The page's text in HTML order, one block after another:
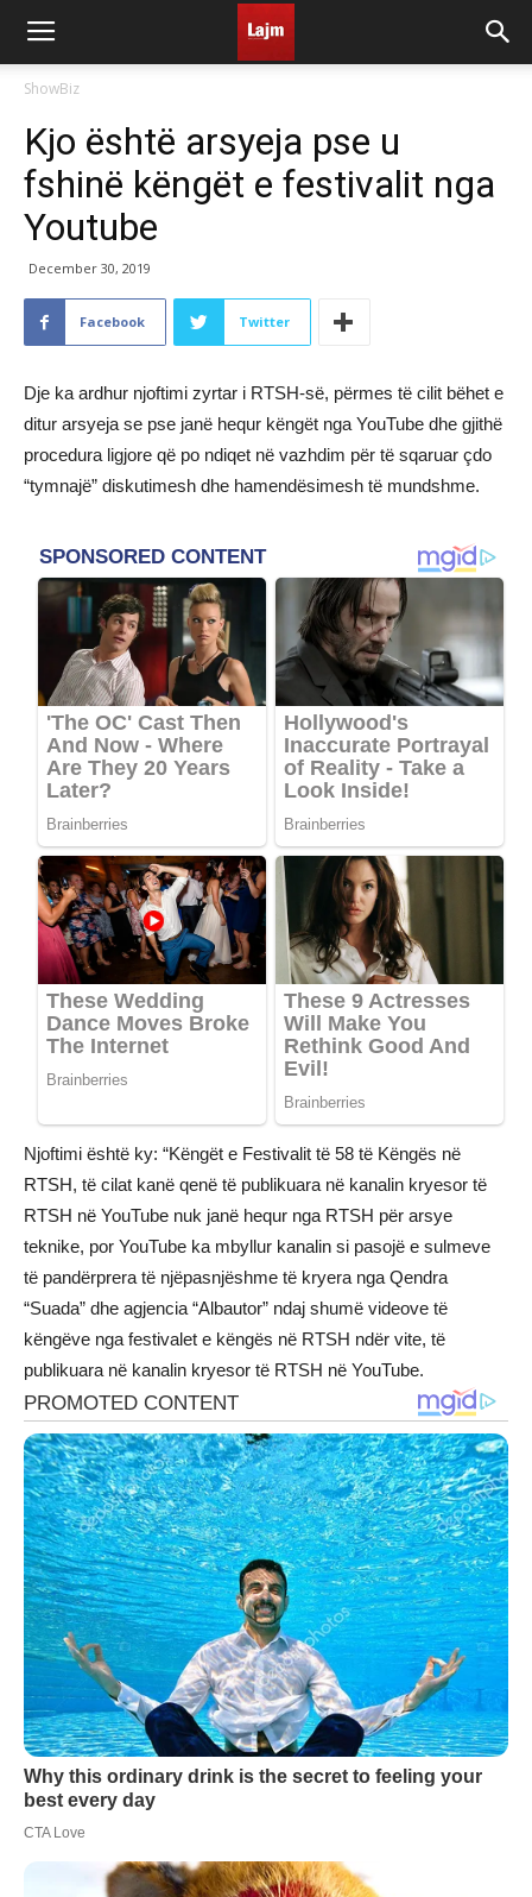
ShowBiz
Kjo është arsyeja pse u
fshinë këngët e festivalit nga
Youtube
December 30, 2019
Facebook Twitter
Dje ka ardhur njoftimi zyrtar i RTSH-së, përmes të cilit bëhet e
ditur arsyeja se pse janë hequr këngët nga YouTube dhe gjithë
procedura ligjore që po ndiqet në vazhdim për të sqaruar çdo
“tymnajë” diskutimesh dhe hamendësimesh të mundshme.
Njoftimi është ky: “Këngët e Festivalit të 58 të Këngës në
RTSH, të cilat kanë qenë të publikuara në kanalin kryesor të
RTSH në YouTube nuk janë hequr nga RTSH për arsye
teknike, por YouTube ka mbyllur kanalin si pasojë e sulmeve
të pandërprera të njëpasnjëshme të kryera nga Qendra
“Suada” dhe agjencia “Albautor” ndaj shumë videove të
këngëve nga festivalet e këngës në RTSH ndër vite, të
publikuara në kanalin kryesor të RTSH në YouTube.